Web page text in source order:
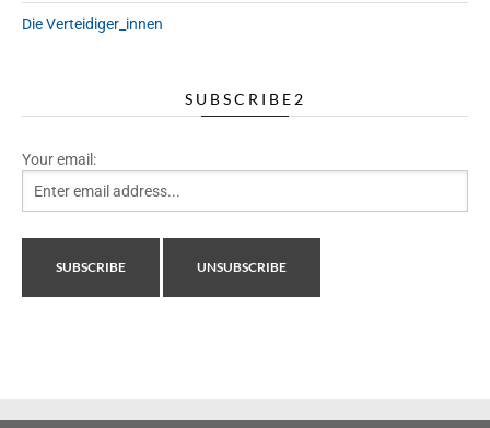
Die Verteidiger_innen
SUBSCRIBE2
Your email: